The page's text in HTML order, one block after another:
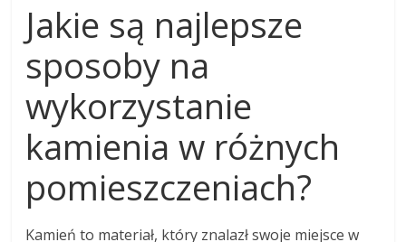
Jakie są najlepsze
sposoby na
wykorzystanie
kamienia w różnych
pomieszczeniach?
Kamień to materiał, który znalazł swoje miejsce w